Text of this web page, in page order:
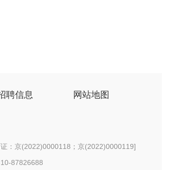
聘信息 网站地图
：京(2022)0000118；京(2022)0000119]
87826688